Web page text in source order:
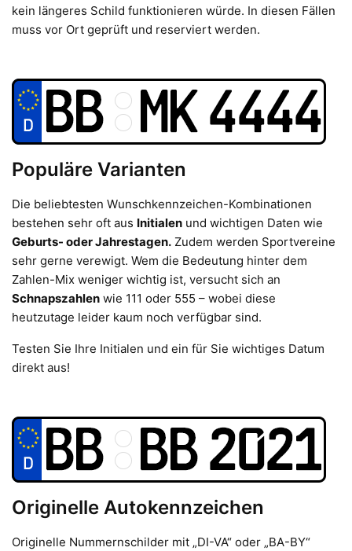
kein längeres Schild funktionieren würde. In diesen Fällen
muss vor Ort geprüft und reserviert werden.
Populäre Varianten
Die beliebtesten Wunschkennzeichen-Kombinationen
bestehen sehr oft aus Initialen und wichtigen Daten wie
Geburts- oder Jahrestagen. Zudem werden Sportvereine
sehr gerne verewigt. Wem die Bedeutung hinter dem
Zahlen-Mix weniger wichtig ist, versucht sich an
Schnapszahlen wie 111 oder 555 – wobei diese
heutzutage leider kaum noch verfügbar sind.
Testen Sie Ihre Initialen und ein für Sie wichtiges Datum
direkt aus!
Originelle Autokennzeichen
Originelle Nummernschilder mit „DI-VA“ oder „BA-BY“